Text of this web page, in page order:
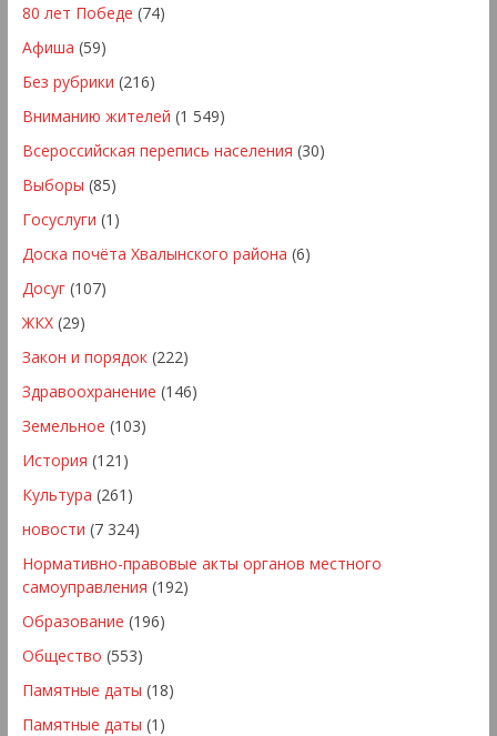
80 лет Победе (74)
Афиша (59)
Без рубрики (216)
Вниманию жителей (1 549)
Всероссийская перепись населения (30)
Выборы (85)
Госуслуги (1)
Доска почёта Хвалынского района (6)
Досуг(107)
ЖКХ(29)
Закон и порядок(222)
Здравоохранение (146)
Земельное (103)
История (121)
Культура (261)
новости (7 324)
Нормативно-правовые акты органов местного
самоуправления (192)
Образование (196)
Общество (553)
Памятные даты (18)
Памятные даты (1)